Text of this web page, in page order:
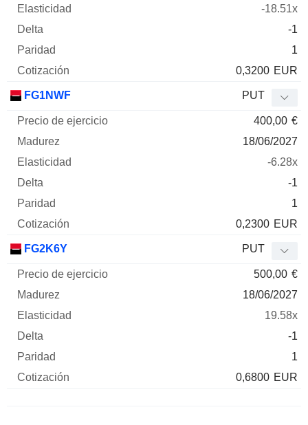
-18.51x
-1
1
0,3200 EUR
FG1NWF PUT
400,00 €
18/06/2027
-6.28x
-1
1
0,2300 EUR
FG2K6Y PUT
500,00 €
18/06/2027
19.58x
-1
1
0,6800 EUR